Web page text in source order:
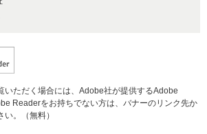
いただく場合には、Adobe社が提供するAdobe
Readerをお持ちでない方は、バナーのリンク先か
。（無料）